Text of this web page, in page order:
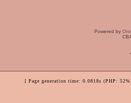
Powered by
[ Page generation time: 0.0818s (PHP: